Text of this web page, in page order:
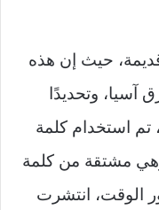
حيث إن هذه
آسيا، وتحديدًا
تم استخدام كلمة
وهي مشتقة من كلمة
الوقت، انتشرت